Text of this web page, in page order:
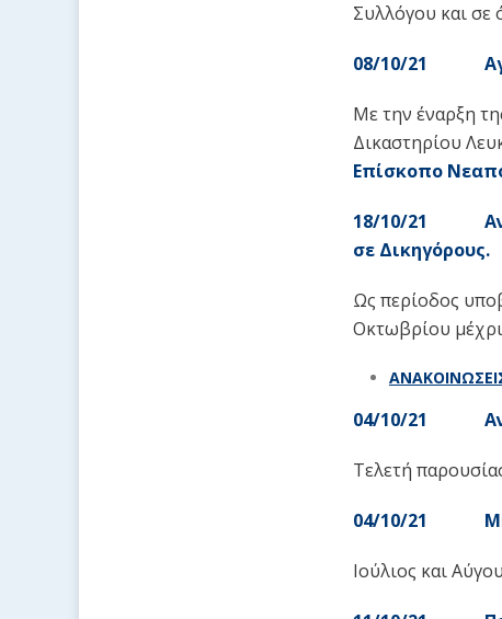
Συλλόγου και σε
08/10/21
Με την έναρξη
Δικαστηρίου
Επίσκοπο
18/10/21
σε Δικηγόρους.
Ως περίοδος
Οκτωβρίου
04/10/21
Τελετή
04/10/21
Ιούλιος και